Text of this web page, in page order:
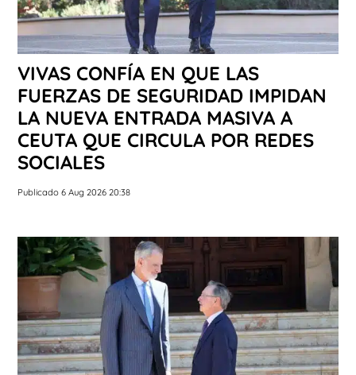
VIVAS CONFÍA EN QUE LAS
FUERZAS DE SEGURIDAD IMPIDAN
LA NUEVA ENTRADA MASIVA A
CEUTA QUE CIRCULA POR REDES
SOCIALES
Publicado 6 Aug 2026 20:38